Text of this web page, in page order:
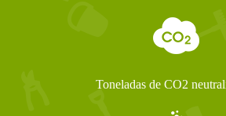
Toneladas de CO2